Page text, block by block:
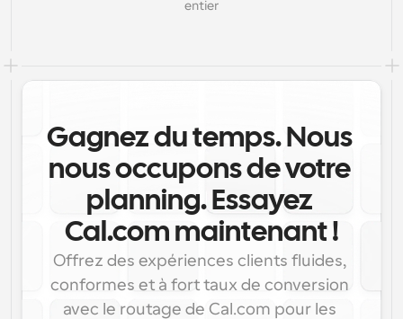
entier
Gagnez du temps. Nous
nous occupons de votre
planning. Essayez
Cal.com maintenant !
Offrez des expériences clients fluides,
conformes et à fort taux de conversion
avec le routage de Cal.com pour les